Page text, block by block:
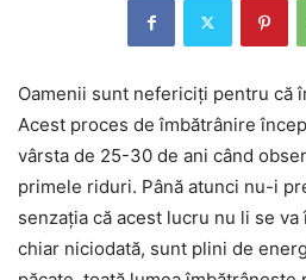
Oamenii sunt nefericiți pentru că
Acest proces de îmbătrânire
vârsta de 25-30 de ani când
primele riduri. Până atunci nu-i
senzația că acest lucru nu li se
chiar niciodată, sunt plini de